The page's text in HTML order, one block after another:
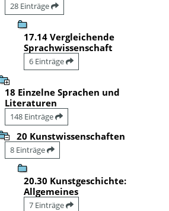
28 Einträge
17.14 Vergleichende
Sprachwissenschaft
6 Einträge
18 Einzelne Sprachen und
Literaturen
148 Einträge
20 Kunstwissenschaften
8 Einträge
20.30 Kunstgeschichte:
Allgemeines
7 Einträge